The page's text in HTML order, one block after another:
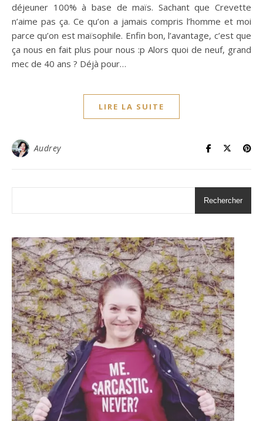
déjeuner 100% à base de maïs. Sachant que Crevette
n’aime pas ça. Ce qu’on a jamais compris l’homme et moi
parce qu’on est maïsophile. Enfin bon, l’avantage, c’est que
ça nous en fait plus pour nous :p Alors quoi de neuf, grand
mec de 40 ans ? Déjà pour…
LIRE LA SUITE
Audrey
Rechercher